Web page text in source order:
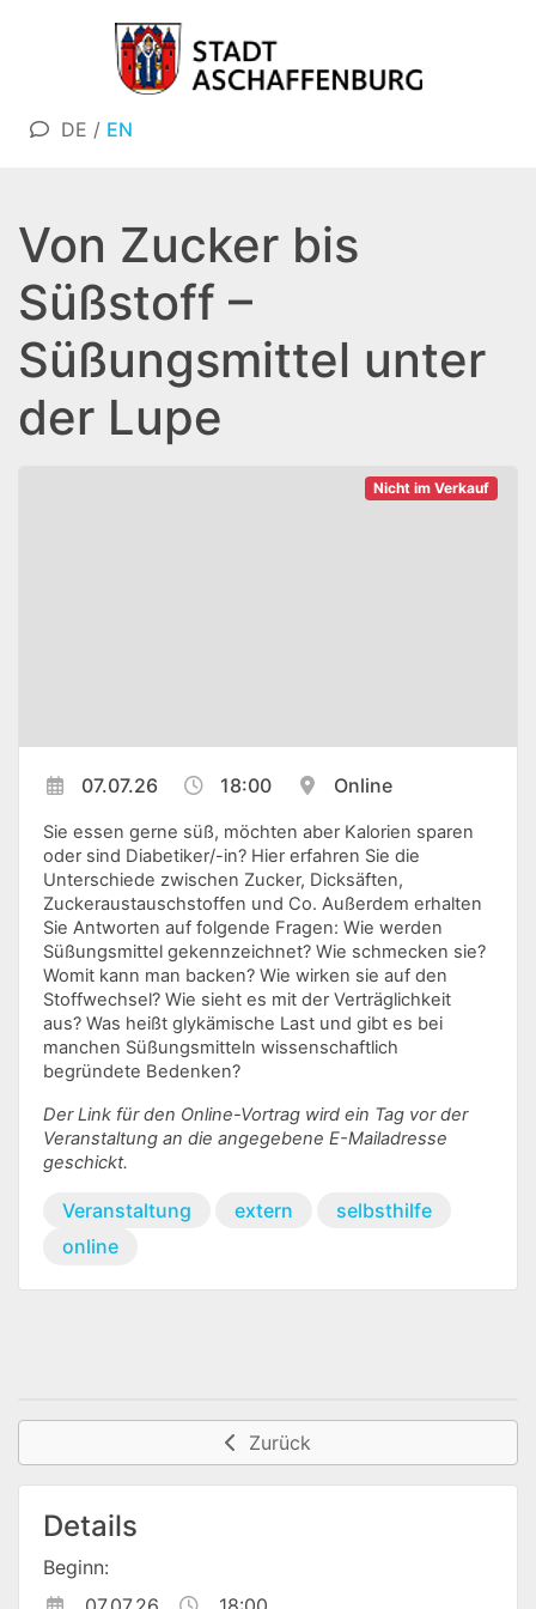
DE / EN
Von Zucker bis
Süßstoff –
Süßungsmittel unter
der Lupe
Nicht im Verkauf
07.07.26 18:00 Online
Sie essen gerne süß, möchten aber Kalorien sparen
oder sind Diabetiker/-in? Hier erfahren Sie die
Unterschiede zwischen Zucker, Dicksäften,
Zuckeraustauschstoffen und Co. Außerdem erhalten
Sie Antworten auf folgende Fragen: Wie werden
Süßungsmittel gekennzeichnet? Wie schmecken sie?
Womit kann man backen? Wie wirken sie auf den
Stoffwechsel? Wie sieht es mit der Verträglichkeit
aus? Was heißt glykämische Last und gibt es bei
manchen Süßungsmitteln wissenschaftlich
begründete Bedenken?
Der Link für den Online-Vortrag wird ein Tag vor der
Veranstaltung an die angegebene E-Mailadresse
geschickt.
Veranstaltung extern
selbsthilfe
online
Zurück
Details
Beginn: